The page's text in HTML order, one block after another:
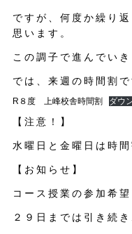
ですが、何度か繰り
思います。
この調子で進んでいき
では、来週の時間割で
R８度 上峰校舎時間割 ダウ
【注意！】
水曜日と金曜日は時
【お知らせ】
コース授業の参加希
２９日までは引き続